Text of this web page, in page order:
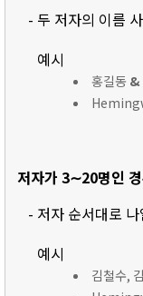
- 두 저자의 이름
예시
홍길동 &
저자가 3∼20명인
- 저자 순서대로
예시
김철수,